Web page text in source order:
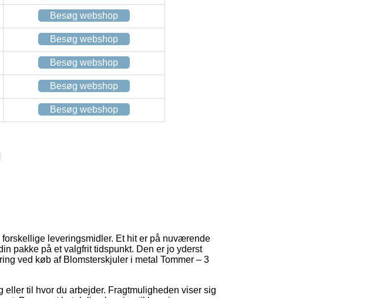
Besøg webshop
Besøg webshop
Besøg webshop
Besøg webshop
Besøg webshop
leveringsmidler. Et hit er på nuværende
pakke på et valgfrit tidspunkt. Den er jo yderst
ved køb af Blomsterskjuler i metal Tommer – 3
til hvor du arbejder. Fragtmuligheden viser sig